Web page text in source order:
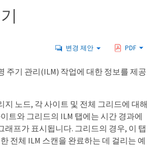
변경 제안 PDF
주기 관리(ILM) 작업에 대한 정보를 제공
지 노드, 각 사이트 및 전체 그리드에 대해
트와 그리드의 ILM 탭에는 시간 경과에
래프가 표시됩니다. 그리드의 경우, 이 탭
전체 ILM 스캔을 완료하는 데 걸리는 예